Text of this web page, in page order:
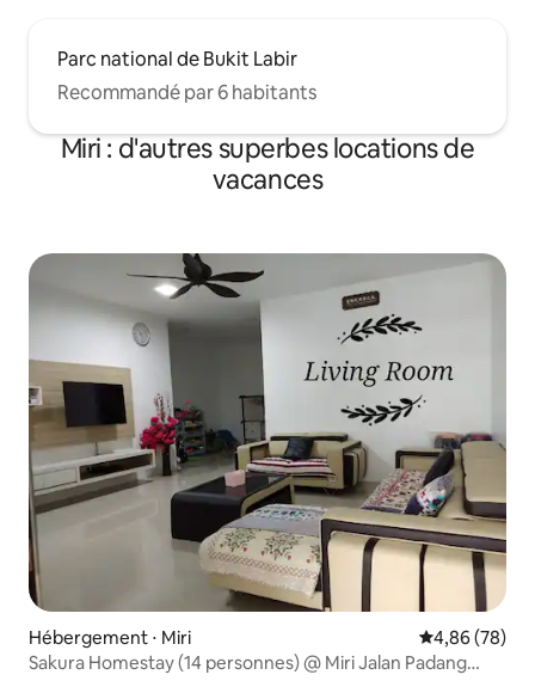
Parc national de Bukit Labir
Recommandé par 6 habitants
Miri : d'autres superbes locations de
vacances
Hébergement ⋅ Miri Évaluation
4,86 (78)
Sakura Homestay (14 personnes) @ Miri Jalan Padang